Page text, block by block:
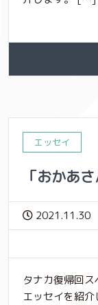
エッセイ
「おかあ
2021.11.30
タナカ復帰回
エッセイを紹介